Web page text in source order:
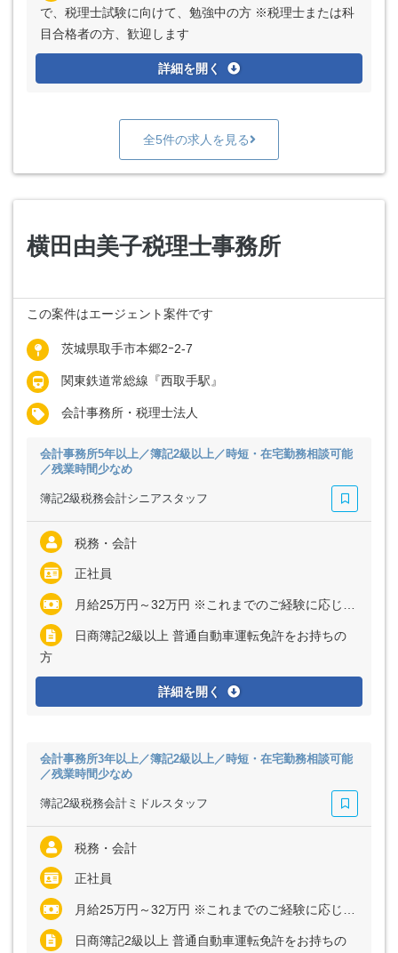
で、税理士試験に向けて、勉強中の方 ※税理士または科
目合格者の方、歓迎します
詳細を開く
全5件の求人を見る
横田由美子税理士事務所
この案件はエージェント案件です
茨城県取手市本郷2ｰ2-7
関東鉄道常総線『西取手駅』
会計事務所・税理士法人
会計事務所5年以上／簿記2級以上／時短・在宅勤務相談可能
／残業時間少なめ
簿記2級税務会計シニアスタッフ
税務・会計
正社員
月給25万円～32万円 ※これまでのご経験に応じて決定いたします
日商簿記2級以上 普通自動車運転免許をお持ちの
方
詳細を開く
会計事務所3年以上／簿記2級以上／時短・在宅勤務相談可能
／残業時間少なめ
簿記2級税務会計ミドルスタッフ
税務・会計
正社員
月給25万円～32万円 ※これまでのご経験に応じて決定いたします
日商簿記2級以上 普通自動車運転免許をお持ちの